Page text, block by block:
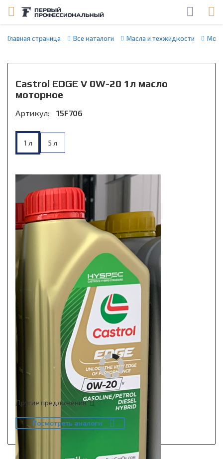
Главная страница Все каталоги Масла и техжидкости
Castrol EDGE V 0W-20 1л масло
моторное
Артикул: 15F706
1 л 5 л
Другие предложения
Посмотреть аналоги